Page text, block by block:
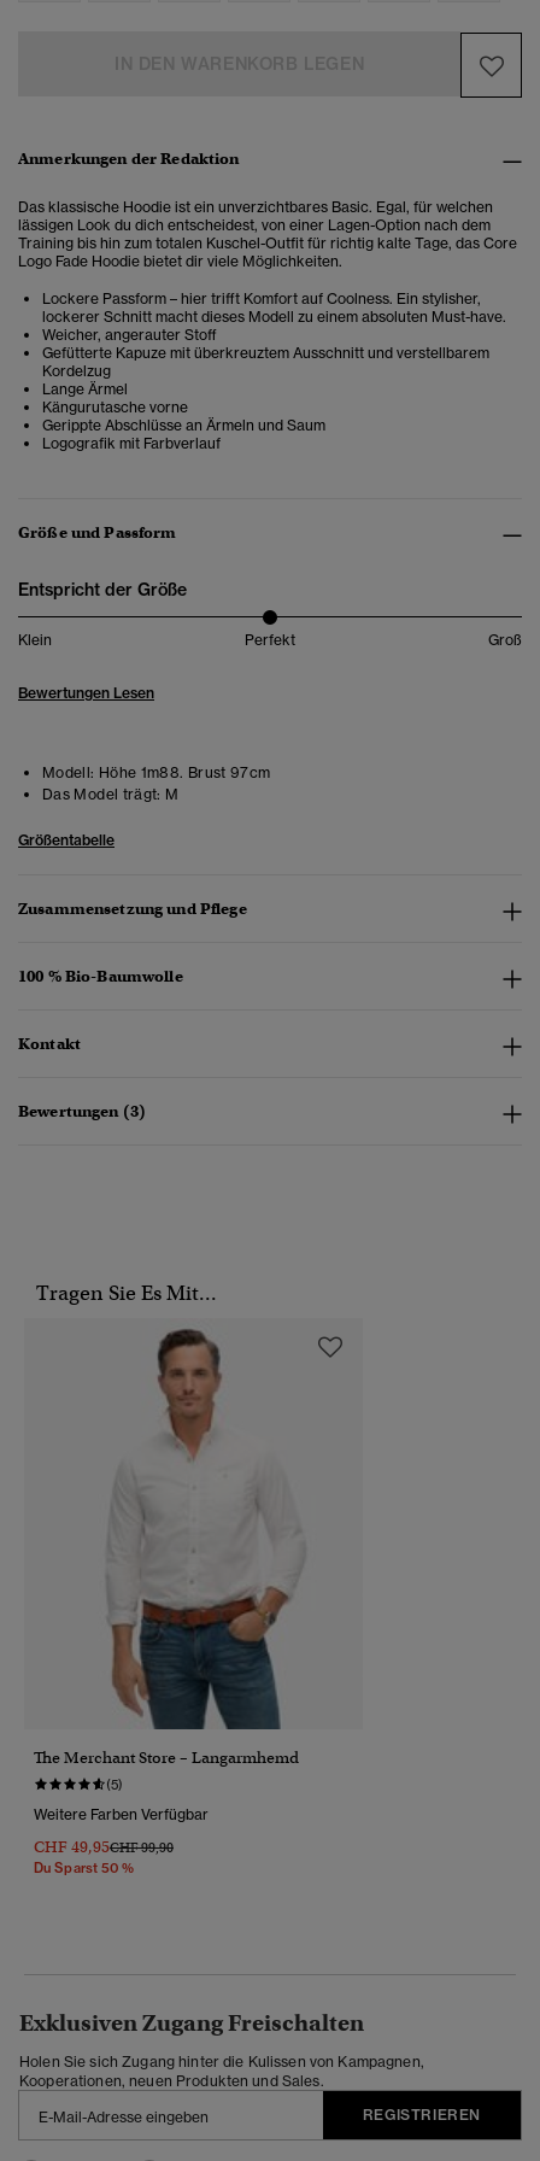
Anmerkungen der Redaktion
Das klassische Hoodie ist ein unverzichtbares Basic. Egal, für welchen
lässigen Look du dich entscheidest, von einer Lagen-Option nach dem
Training bis hin zum totalen Kuschel-Outfit für richtig kalte Tage, das Core
Logo Fade Hoodie bietet dir viele Möglichkeiten.
Lockere Passform – hier trifft Komfort auf Coolness. Ein stylisher,
lockerer Schnitt macht dieses Modell zu einem absoluten Must-have.
Weicher, angerauter Stoff
Gefütterte Kapuze mit überkreuztem Ausschnitt und verstellbarem
Kordelzug
Lange Ärmel
Kängurutasche vorne
Gerippte Abschlüsse an Ärmeln und Saum
Logografik mit Farbverlauf
Größe und Passform
Entspricht der Größe
Klein Perfekt Groß
Bewertungen Lesen
Modell: Höhe 1m88. Brust 97cm
Das Model trägt: M
Größentabelle
Zusammensetzung und Pflege
100 % Bio-Baumwolle
Kontakt
Bewertungen (3)
Tragen Sie Es Mit...
The Merchant Store – Langarmhemd
(5)
Weitere Farben Verfügbar
CHF 49,95Preis Wurde Reduziert Von
CHF 99,90Bis
Du Sparst 50 %
Exklusiven Zugang Freischalten
Holen Sie sich Zugang hinter die Kulissen von Kampagnen,
Kooperationen, neuen Produkten und Sales.
REGISTRIEREN